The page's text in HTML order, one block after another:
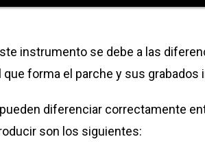
instrumento se debe a las
forma el parche y sus grabados
diferenciar correctamente
son los siguientes: